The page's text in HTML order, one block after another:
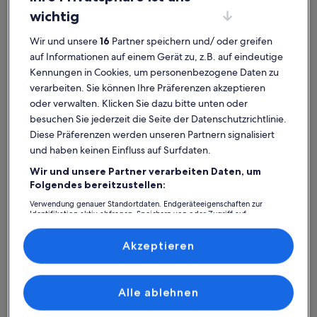
Weitere Infos zu Ferienwohnung Wellenklang - Am
Ferienwohnung Wellenklang - Am
Haustierfreundlich
8,08,0 von 10
Sehr gut
sehr
gut
2 Bewertungen
(2
bewertungen)
Weitere
Graal: Ferienunterkünfte mit
Top-Bewertung
Weitere Infos zu Ferienwohnung Seeadler 15 Weitere
wichtig
Wir und unsere16 Partner speichern und/ oder greifen
auf Informationen auf einem Gerät zu, z.B. auf eindeutige
Kennungen in Cookies, um personenbezogene Daten zu
verarbeiten. Sie können Ihre Präferenzen akzeptieren
oder verwalten. Klicken Sie dazu bitte unten oder
besuchen Sie jederzeit die Seite der Datenschutzrichtlinie.
Diese Präferenzen werden unseren Partnern signalisiert
und haben keinen Einfluss auf Surfdaten.
Wir und unsere Partner verarbeiten Daten, um
Folgendes bereitzustellen:
Verwendung genauer Standortdaten. Endgeräteeigenschaften zur
Identifikation aktiv abfragen. Speichern von oder Zugriff auf
Inhalte, Messung von Werbeleistung und der Performance von Inhalten,
Zielgruppenforschung sowie Entwicklung und Verbesserung von
Liste der Partner (Lieferanten)
Alle ablehnen
Akzeptieren